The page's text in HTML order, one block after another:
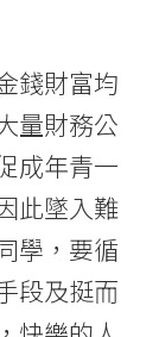
錢財富均
量財務公
成年青一
此墜入難
學，要循
段及挺而